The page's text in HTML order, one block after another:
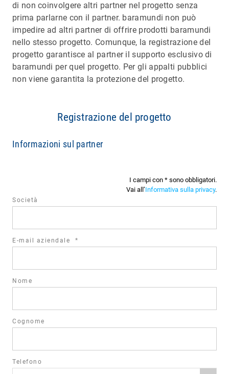
di non coinvolgere altri partner nel progetto senza
prima parlarne con il partner. baramundi non può
impedire ad altri partner di offrire prodotti baramundi
nello stesso progetto. Comunque, la registrazione del
progetto garantisce al partner il supporto esclusivo di
baramundi per quel progetto. Per gli appalti pubblici
non viene garantita la protezione del progetto.
Registrazione del progetto
Informazioni sul partner
I campi con * sono obbligatori.
Vai all’Informativa sulla privacy.
Società
E-mail aziendale *
Nome
Cognome
Telefono